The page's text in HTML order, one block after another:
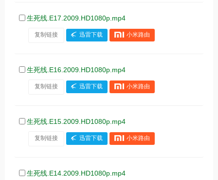
生死线.E17.2009.HD1080p.mp4
复制链接 迅雷下载 小米路由
生死线.E16.2009.HD1080p.mp4
复制链接 迅雷下载 小米路由
生死线.E15.2009.HD1080p.mp4
复制链接 迅雷下载 小米路由
生死线.E14.2009.HD1080p.mp4